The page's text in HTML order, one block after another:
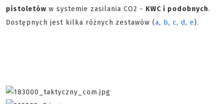
pistoletów w systemie zasilania CO2 - KWC i podobnych.
Dostępnych jest kilka różnych zestawów (a, b, c, d, e).